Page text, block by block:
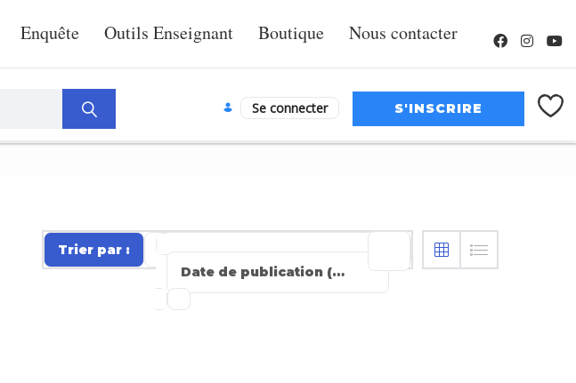
Enquête Outils Enseignant Boutique Nous contacter
Se connecter
Trier par :
Date de publication (les plus récentes en premier)